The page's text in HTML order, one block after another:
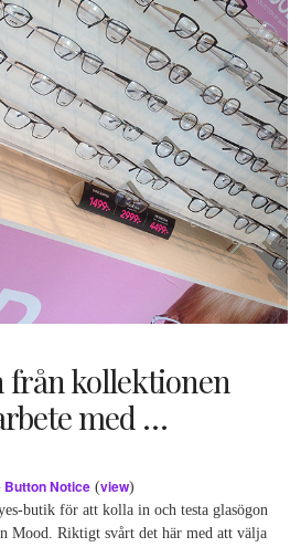
från kollektionen
med …
Button Notice(view)
butik för att kolla in och testa glasögon
Mood. Riktigt svårt det här med att välja